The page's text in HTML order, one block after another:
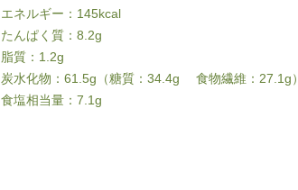
エネルギー：145kcal
たんぱく質：8.2g
脂質：1.2g
炭水化物：61.5g（糖質：34.4g 食物繊維：27.1g）
食塩相当量：7.1g